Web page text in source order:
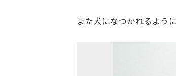
また犬になつかれるよう